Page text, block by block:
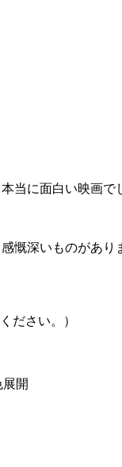
に面白い映画
慨深いものがあり
ださい。）
開